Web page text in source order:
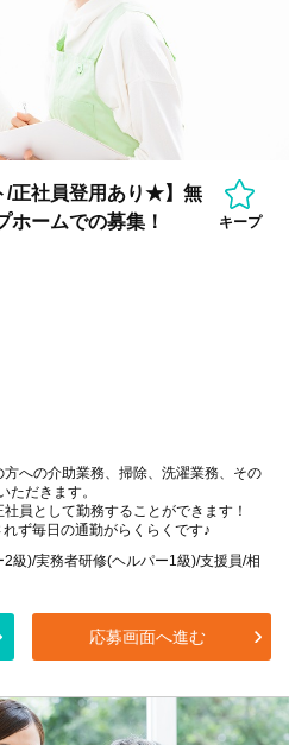
/正社員登用あり★】無
ームでの募集！
キープ
への介助業務、掃除、洗濯業務、その
ただきます。
員として勤務することができます！
ず毎日の通勤がらくらくです♪
級)/実務者研修(ヘルパー1級)/支援員/相
応募画面へ進む